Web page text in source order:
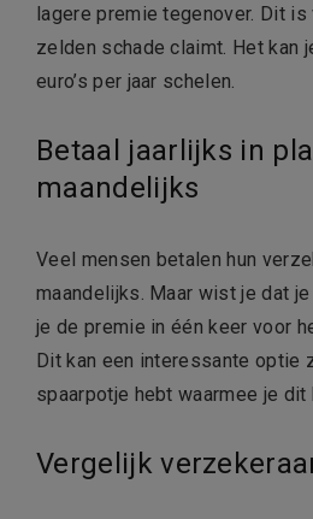
lagere premie tegenover. Dit is
zelden schade claimt. Het kan
euro’s per jaar schelen.
Betaal jaarlijks in
maandelijks
Veel mensen betalen hun
maandelijks. Maar wist je dat
je de premie in één keer voor
Dit kan een interessante optie
spaarpotje hebt waarmee je dit
Vergelijk